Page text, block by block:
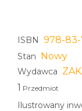
ISBN 978-83-
Stan Nowy
Wydawca
1 Przedmiot
Ilustrowany